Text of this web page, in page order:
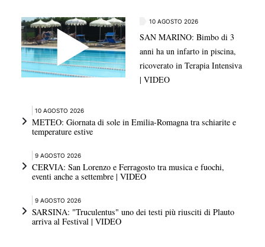
10 AGOSTO 2026
SAN MARINO: Bimbo di 3
anni ha un infarto in piscina,
ricoverato in Terapia Intensiva
| VIDEO
10 AGOSTO 2026
METEO: Giornata di sole in Emilia-Romagna tra schiarite e
temperature estive
9 AGOSTO 2026
CERVIA: San Lorenzo e Ferragosto tra musica e fuochi,
eventi anche a settembre | VIDEO
9 AGOSTO 2026
SARSINA: "Truculentus" uno dei testi più riusciti di Plauto
arriva al Festival | VIDEO